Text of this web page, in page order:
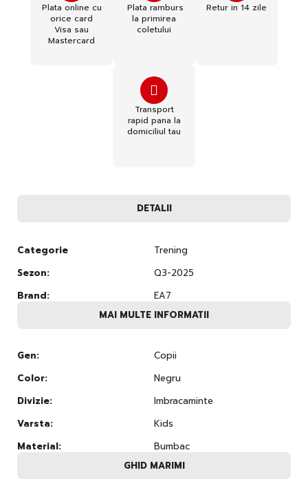
Plata online cu
orice card
Visa sau
Mastercard
Plata ramburs
la primirea
coletului
Retur in 14 zile
Transport
rapid pana la
domiciliul tau
DETALII
Categorie
Trening
Sezon:
Q3-2025
Brand:
EA7
MAI MULTE INFORMATII
Gen:
Copii
Color:
Negru
Divizie:
Imbracaminte
Varsta:
Kids
Material:
Bumbac
GHID MARIMI